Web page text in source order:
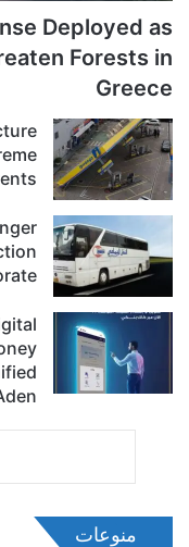
Deployed as
Forests in
Greece
منوعات